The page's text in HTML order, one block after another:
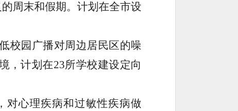
周末和假期。计划在全市设
校园广播对周边居民区的噪
，计划在23所学校建设定向
对心理疾病和过敏性疾病做